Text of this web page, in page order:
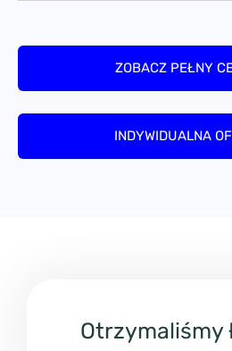
ZOBACZ PEŁNY
INDYWIDUALNA
Otrzymaliśmy